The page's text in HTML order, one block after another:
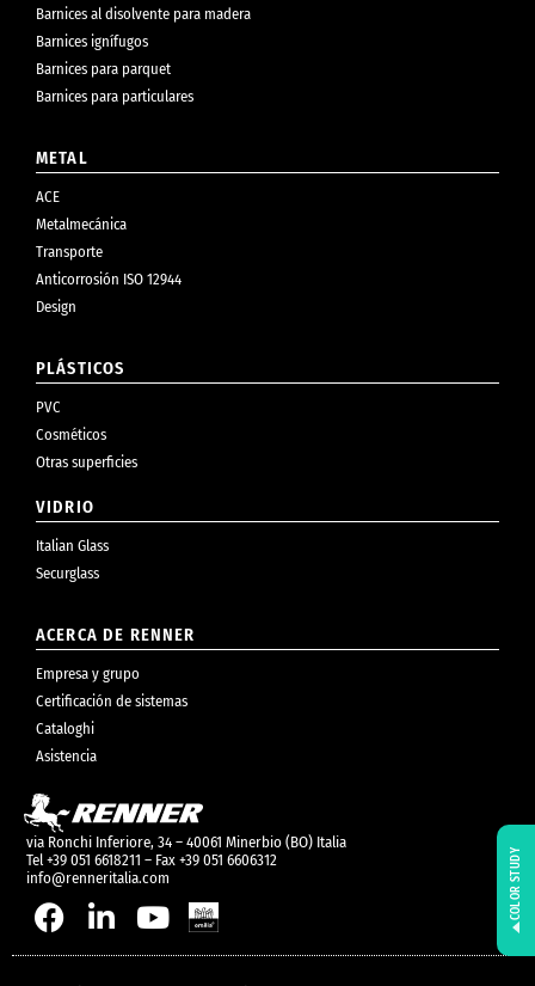
Barnices al disolvente para madera
Barnices ignífugos
Barnices para parquet
Barnices para particulares
METAL
ACE
Metalmecánica
Transporte
Anticorrosión ISO 12944
Design
PLÁSTICOS
PVC
Cosméticos
Otras superficies
VIDRIO
Italian Glass
Securglass
ACERCA DE RENNER
Empresa y grupo
Certificación de sistemas
Cataloghi
Asistencia
via Ronchi Inferiore, 34 – 40061 Minerbio (BO) Italia
Tel +39 051 6618211 – Fax +39 051 6606312
info@renneritalia.com
COLOR STUDY